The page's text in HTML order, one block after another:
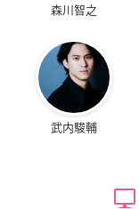
森川智之
武内駿輔